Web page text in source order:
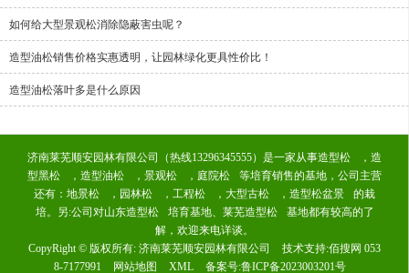
如何给大型景观松消除隐蔽害虫呢？
造型油松销售价格实惠透明，让园林绿化更具性价比！
造型油松落叶多是什么原因
济南莱芜顺安园林有限公司（热线13296345555）是一家从事造型松 ， 造
型黑松
， 造型油松 ， 景观松 ， 庭院松
等培育销售的基地，公司主营
还有： 地景松 ， 园林松 ， 工程松 ， 大型古松 ， 造型松盆景
的栽
培。另:公司对山东造型松 培育基地、 莱芜造型松
基地都有较高的了
解，欢迎来电详谈。
CopyRight © 版权所有: 济南莱芜顺安园林有限公司 技术支持:佰搜网 053
8-7177991
网站地图 XML 备案号:鲁ICP备2023003201号